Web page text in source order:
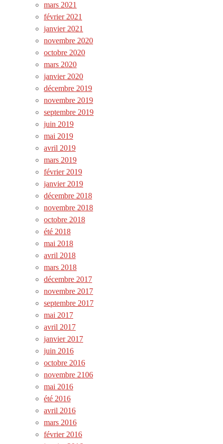
mars 2021
février 2021
janvier 2021
novembre 2020
octobre 2020
mars 2020
janvier 2020
décembre 2019
novembre 2019
septembre 2019
juin 2019
mai 2019
avril 2019
mars 2019
février 2019
janvier 2019
décembre 2018
novembre 2018
octobre 2018
été 2018
mai 2018
avril 2018
mars 2018
décembre 2017
novembre 2017
septembre 2017
mai 2017
avril 2017
janvier 2017
juin 2016
octobre 2016
novembre 2106
mai 2016
été 2016
avril 2016
mars 2016
février 2016